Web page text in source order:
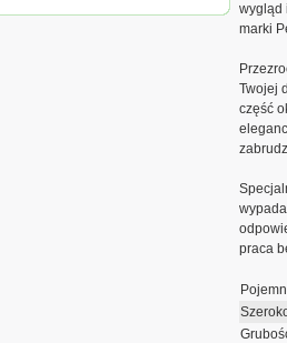
A4, 15mm, do
wygląd
marki
Twojej
część
praca